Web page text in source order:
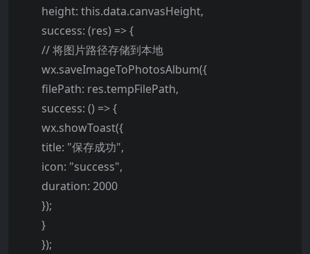
height: this.data.canvasHeight,
success: (res) => {
// 将图片路径存储到本地
wx.saveImageToPhotosAlbum({
filePath: res.tempFilePath,
success: () => {
wx.showToast({
title: "保存成功",
icon: "success",
duration: 2000
});
}
});